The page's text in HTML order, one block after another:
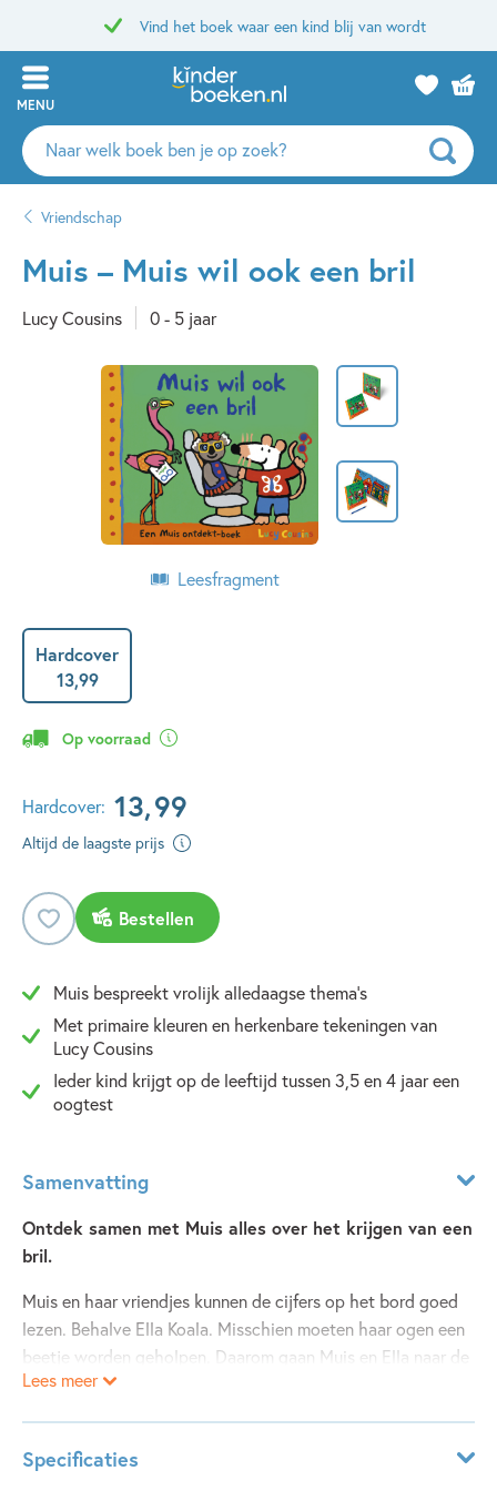
Vind het boek waar een kind blij van wordt
MENU
Zoeken
naar
auteurs
uitgevers
Vriendschap
Muis – Muis wil ook een bril
Lucy Cousins 0 - 5 jaar
Leesfragment
Hardcover
13,99
Op voorraad
Hardcover: 13,99
Altijd de laagste prijs
Bestellen
Muis bespreekt vrolijk alledaagse thema's
Met primaire kleuren en herkenbare tekeningen van
Lucy Cousins
Ieder kind krijgt op de leeftijd tussen 3,5 en 4 jaar een
oogtest
Samenvatting
Ontdek samen met Muis alles over het krijgen van een
bril.
Muis en haar vriendjes kunnen de cijfers op het bord goed
lezen. Behalve Ella Koala. Misschien moeten haar ogen een
beetje worden geholpen. Daarom gaan Muis en Ella naar de
opticien. Daar doen ze allemaal spelletjes zodat Uil en
een rode!
Lees meer
Specificaties